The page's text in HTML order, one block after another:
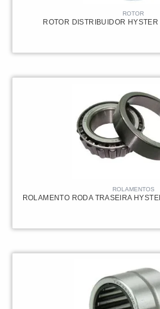
ROTOR
ROTOR DISTRIBUIDOR
ROLAMENTOS
ROLAMENTO RODA TRASEIRA